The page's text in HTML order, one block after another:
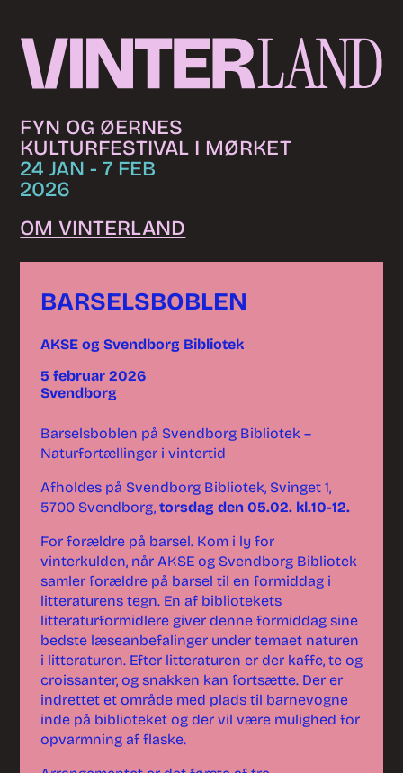
FYN OG ØERNES
KULTURFESTIVAL I MØRKET
24 JAN - 7 FEB
2026
OM VINTERLAND
BARSELSBOBLEN
AKSE og Svendborg Bibliotek
5 februar 2026
Svendborg
Barselsboblen på Svendborg Bibliotek –
Naturfortællinger i vintertid
Afholdes på Svendborg Bibliotek, Svinget 1,
5700 Svendborg, torsdag den 05.02. kl.10-12.
For forældre på barsel. Kom i ly for
vinterkulden, når AKSE og Svendborg Bibliotek
samler forældre på barsel til en formiddag i
litteraturens tegn. En af bibliotekets
litteraturformidlere giver denne formiddag sine
bedste læseanbefalinger under temaet naturen
i litteraturen. Efter litteraturen er der kaffe, te og
croissanter, og snakken kan fortsætte. Der er
indrettet et område med plads til barnevogne
inde på biblioteket og der vil være mulighed for
opvarmning af flaske.